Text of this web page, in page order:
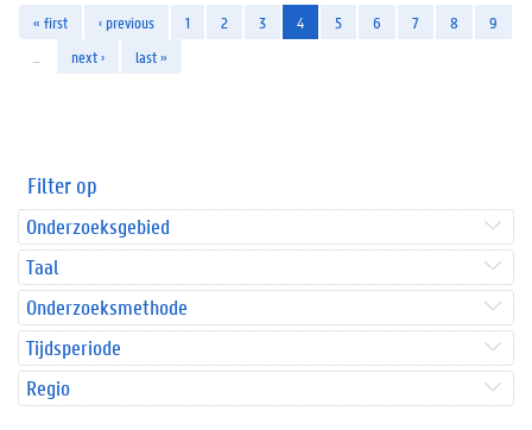
« first ‹ previous 1 2 3 4 5 6 7 8
9
next › last »
Filter op
Onderzoeksgebied
Taal
Onderzoeksmethode
Tijdsperiode
Regio